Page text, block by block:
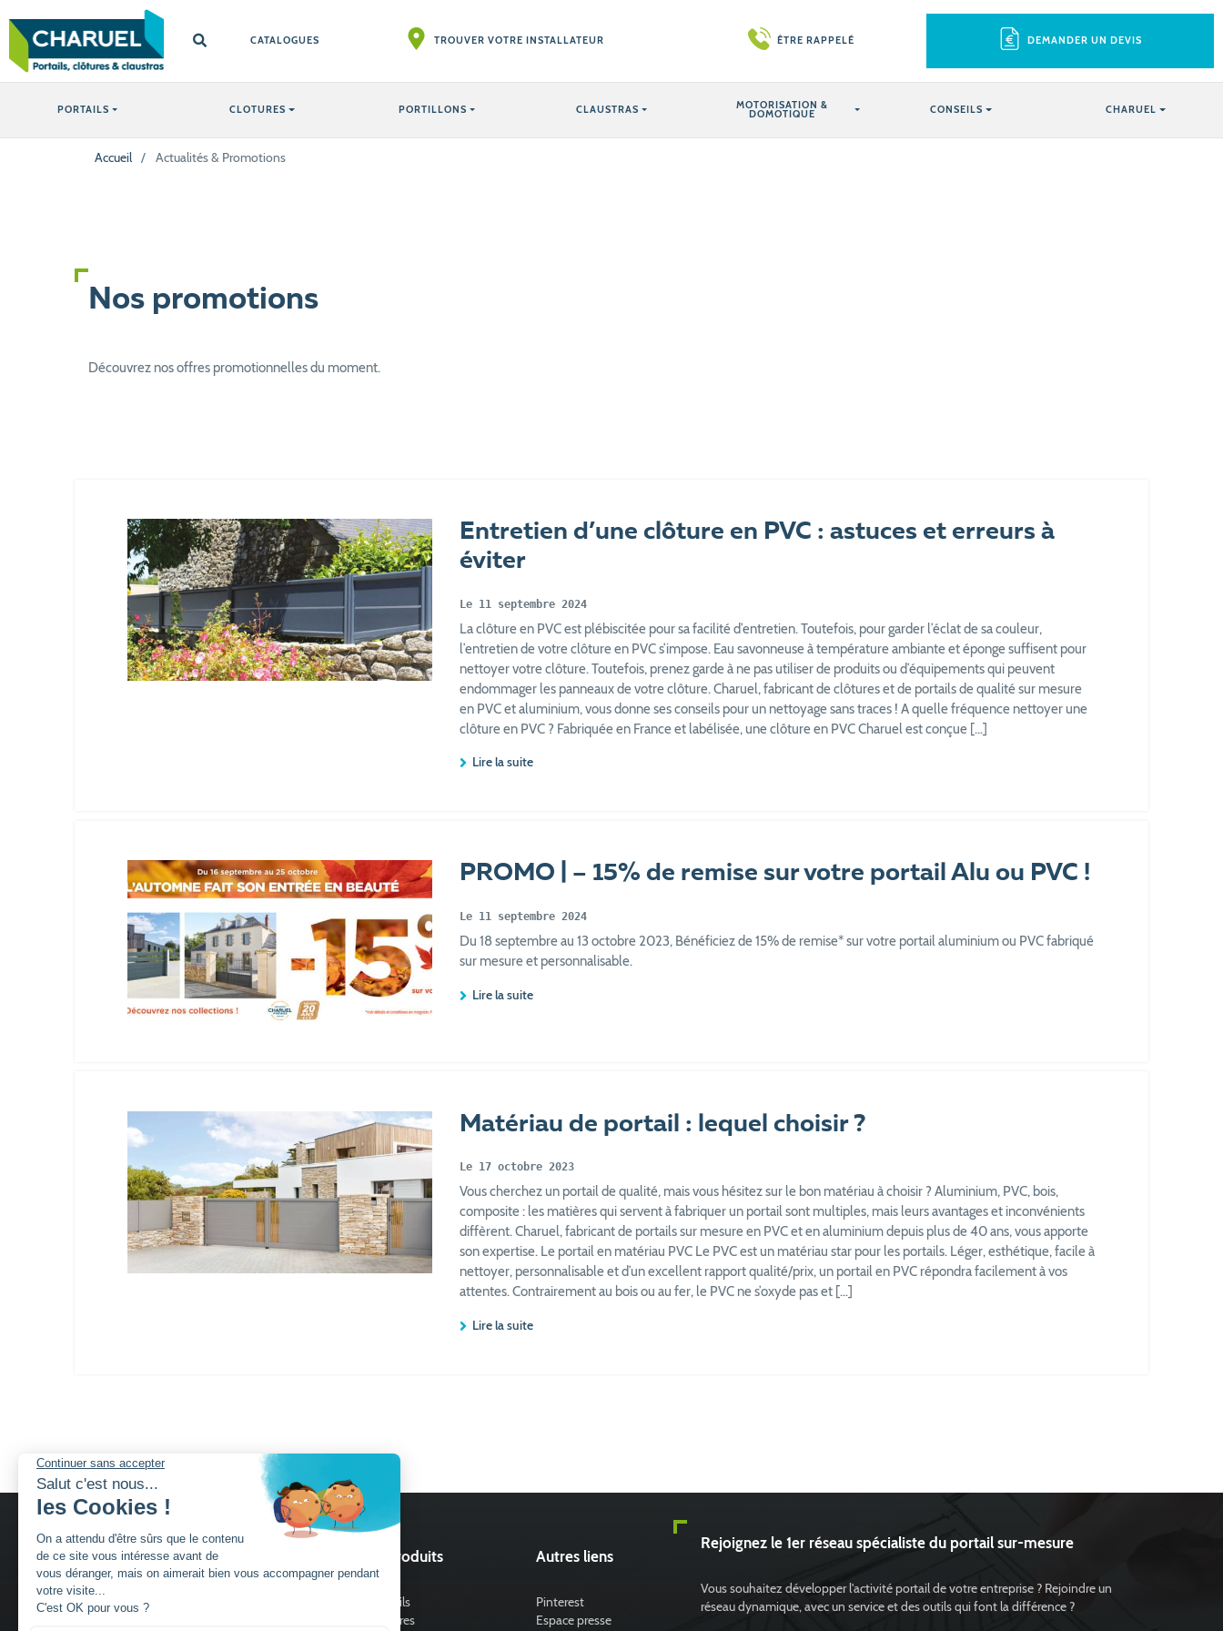
CATALOGUES TROUVER VOTRE INSTALLATEUR ÊTRE RAPPELÉ DEMANDER UN DEVIS
PORTAILS CLOTURES PORTILLONS CLAUSTRAS MOTORISATION &
DOMOTIQUE CONSEILS CHARUEL
Accueil / Actualités & Promotions
Nos promotions
Découvrez nos offres promotionnelles du moment.
Entretien d’une clôture en PVC : astuces et erreurs à
éviter
Le 11 septembre 2024
La clôture en PVC est plébiscitée pour sa facilité d’entretien. Toutefois, pour garder l’éclat de sa couleur,
l’entretien de votre clôture en PVC s’impose. Eau savonneuse à température ambiante et éponge suffisent pour
nettoyer votre clôture. Toutefois, prenez garde à ne pas utiliser de produits ou d’équipements qui peuvent
endommager les panneaux de votre clôture. Charuel, fabricant de clôtures et de portails de qualité sur mesure
en PVC et aluminium, vous donne ses conseils pour un nettoyage sans traces ! A quelle fréquence nettoyer une
clôture en PVC ? Fabriquée en France et labélisée, une clôture en PVC Charuel est conçue […]
Lire la suite
PROMO | – 15% de remise sur votre portail Alu ou PVC !
Le 11 septembre 2024
Du 18 septembre au 13 octobre 2023, Bénéficiez de 15% de remise* sur votre portail aluminium ou PVC fabriqué
sur mesure et personnalisable.
Lire la suite
Matériau de portail : lequel choisir ?
Le 17 octobre 2023
Vous cherchez un portail de qualité, mais vous hésitez sur le bon matériau à choisir ? Aluminium, PVC, bois,
composite : les matières qui servent à fabriquer un portail sont multiples, mais leurs avantages et inconvénients
diffèrent. Charuel, fabricant de portails sur mesure en PVC et en aluminium depuis plus de 40 ans, vous apporte
son expertise. Le portail en matériau PVC Le PVC est un matériau star pour les portails. Léger, esthétique, facile à
nettoyer, personnalisable et d’un excellent rapport qualité/prix, un portail en PVC répondra facilement à vos
attentes. Contrairement au bois ou au fer, le PVC ne s’oxyde pas et […]
Lire la suite
Nos services
Découvrir Charuel
Guide de choix portails
Nos produits
Portails
Clôtures
Autres liens
Pinterest
Espace presse
Rejoignez le 1er réseau spécialiste du portail sur-mesure
Vous souhaitez développer l'activité portail de votre entreprise ? Rejoindre un
réseau dynamique, avec un service et des outils qui font la différence ?